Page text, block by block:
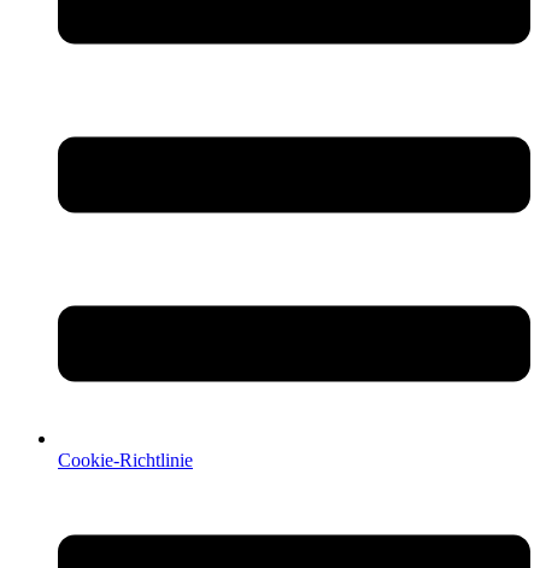
Cookie-Richtlinie